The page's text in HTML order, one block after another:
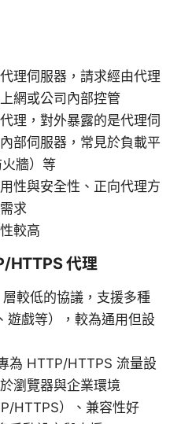
理伺服器，請求經由代理
網或公司內部控管
理，對外暴露的是代理伺
部伺服器，常見於負載平
牆）等
性與安全性、正向代理方
求
較高
HTTPS 代理
較低的協議，支援多種
遊戲等），較為通用但設
為 HTTP/HTTPS 流量設
瀏覽器與企業環境
HTTPS）、兼容性好